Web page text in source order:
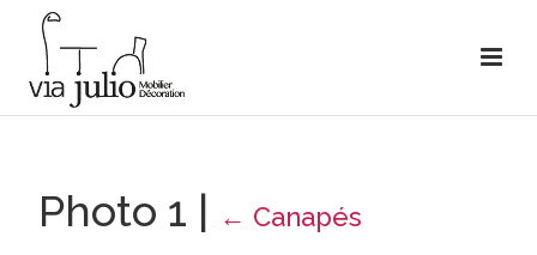
Photo 1 | ← Canapés